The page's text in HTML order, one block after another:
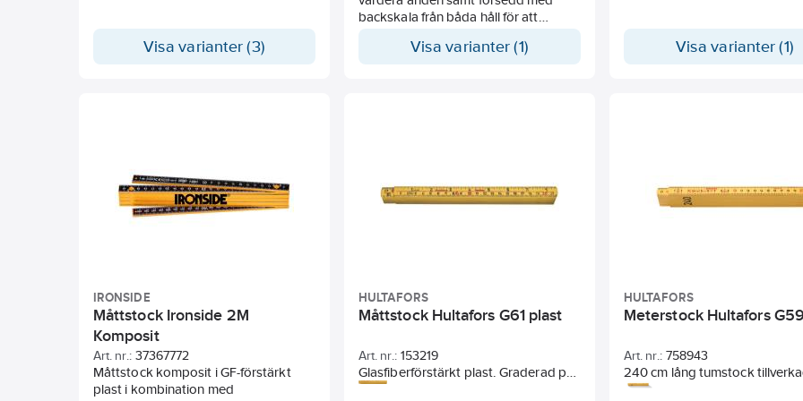
gånger, även under lederna. Tolerans
Visa varianter (3)
backskala från båda håll för att
Metrisk gradering. 10 delar. Längd 2
Visa varianter (1) Visa varianter (1)
IRONSIDE
Måttstock Ironside 2M
Komposit
Art. nr.: 37367772
Måttstock komposit i GF-förstärkt
plast i kombination med
HULTAFORS
Måttstock Hultafors G61 plast
Art. nr.: 153219
Glasfiberförstärkt plast. Graderad på
båda sidor med början från vardera
HULTAFORS
Meterstock Hultafors G59
Art. nr.: 758943
240 cm lång tumstock
glasfiberförstärkt polyamid,